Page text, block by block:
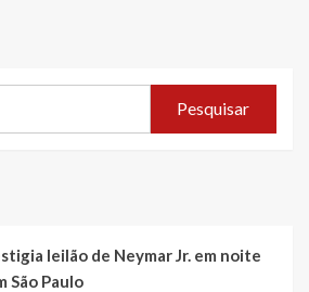
Memória”,
Japinha
grava
e
Pesquisar
leilão de Neymar Jr. em noite
São Paulo